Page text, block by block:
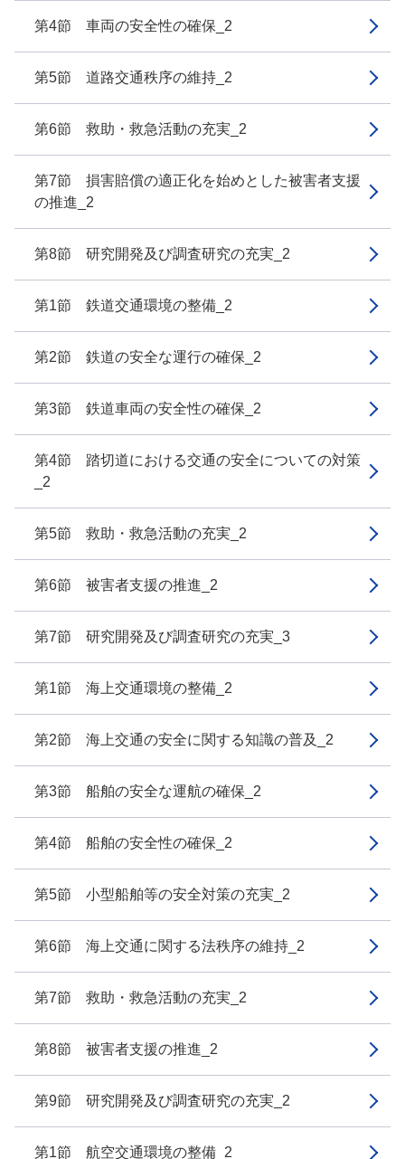
第4節 車両の安全性の確保_2
第5節 道路交通秩序の維持_2
第6節 救助・救急活動の充実_2
第7節 損害賠償の適正化を始めとした被害者支援
の推進_2
第8節 研究開発及び調査研究の充実_2
第1節 鉄道交通環境の整備_2
第2節 鉄道の安全な運行の確保_2
第3節 鉄道車両の安全性の確保_2
第4節 踏切道における交通の安全についての対策
_2
第5節 救助・救急活動の充実_2
第6節 被害者支援の推進_2
第7節 研究開発及び調査研究の充実_3
第1節 海上交通環境の整備_2
第2節 海上交通の安全に関する知識の普及_2
第3節 船舶の安全な運航の確保_2
第4節 船舶の安全性の確保_2
第5節 小型船舶等の安全対策の充実_2
第6節 海上交通に関する法秩序の維持_2
第7節 救助・救急活動の充実_2
第8節 被害者支援の推進_2
第9節 研究開発及び調査研究の充実_2
第1節 航空交通環境の整備_2